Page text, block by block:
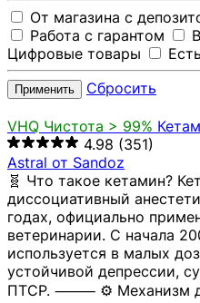
От магазина с
Работа с гарантом
Цифровые товары
Применить Сбросить
VHQ Чистота > 99%
4.98 (351)
Astral от Sandoz
🧬 Что такое кетамин?
диссоциативный
годах, официально
ветеринарии. С начала
используется в малых
устойчивой депрессии,
ПТСР. ⸻ ⚙️ Механизм